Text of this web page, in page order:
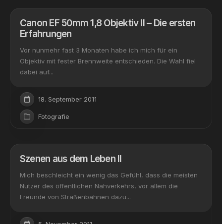
Canon EF 50mm 1,8 Objektiv II – Die ersten
Erfahrungen
Vor nunmehr fast 3 Monaten habe ich mich für ein
Objektiv mit fester Brennweite entschieden. Die Wahl fiel
dabei auf...
18. September 2011
Fotografie
Szenen aus dem Leben II
Mich beschleicht ein wenig das Gefühl, dass die meisten
Nutzer des öffentlichen Nahverkehrs, vor allem die
Freunde von Straßenbahnen dazu...